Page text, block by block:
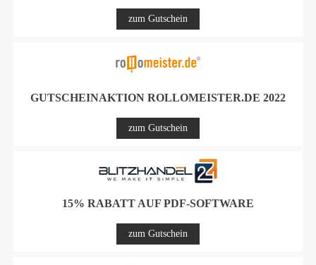
zum Gutschein
GUTSCHEINAKTION ROLLOMEISTER.DE 2022
zum Gutschein
15% RABATT AUF PDF-SOFTWARE
zum Gutschein